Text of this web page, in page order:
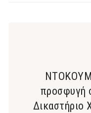
προσφυγή
Δικαστήριο